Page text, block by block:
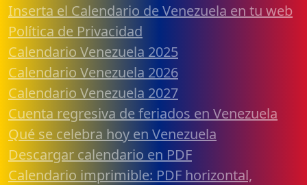
Inserta el Calendario de Venezuela en tu web
Política de Privacidad
Calendario Venezuela 2025
Calendario Venezuela 2026
Calendario Venezuela 2027
Cuenta regresiva de feriados en Venezuela
Qué se celebra hoy en Venezuela
Descargar calendario en PDF
Calendario imprimible: PDF horizontal,